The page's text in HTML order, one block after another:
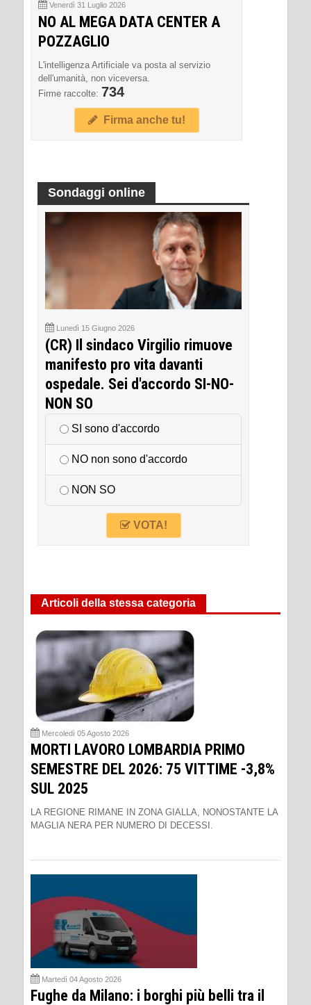
Venerdì 31 Luglio 2026
NO AL MEGA DATA CENTER A
POZZAGLIO
L'intelligenza Artificiale va posta al servizio
dell'umanità, non viceversa.
Firme raccolte: 734
Firma anche tu!
Sondaggi online
Lunedì 15 Giugno 2026
(CR) Il sindaco Virgilio rimuove
manifesto pro vita davanti
ospedale. Sei d'accordo SI-NO-
NON SO
SI sono d'accordo
NO non sono d'accordo
NON SO
VOTA!
Articoli della stessa categoria
Mercoledì 05 Agosto 2026
MORTI LAVORO LOMBARDIA PRIMO
SEMESTRE DEL 2026: 75 VITTIME -3,8%
SUL 2025
LA REGIONE RIMANE IN ZONA GIALLA, NONOSTANTE LA
MAGLIA NERA PER NUMERO DI DECESSI.
Martedì 04 Agosto 2026
Fughe da Milano: i borghi più belli tra il